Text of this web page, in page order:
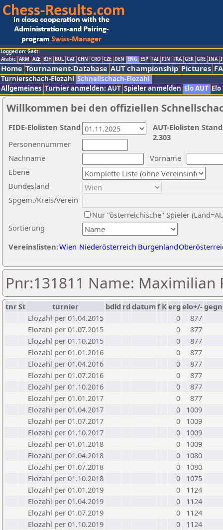
Logged on: Gast
Arabic ARM AZE BIH BUL CAT CHN CRO CZE DEN ENG ESP FAI FIN FRA GER GRE INA
Home Tournament-Database AUT championship Pictures
Turnierschach-Elozahl Schnellschach-Elozahl
Allgemeines Turnier anmelden: AUT Spieler anmelden Elo AUT
Willkommen bei den offiziellen
Nachname
Vorname
Ebene
Sortierung
Personennummer
Bundesland
Spgem./Kreis/Verein
Nur "österreichische" Spieler
Vereinslisten:Wien Niederösterreich Burgenland
AUT-Elolisten
2.303
FIDE-Elolisten Stand
Pnr:131811 Name: Maximilian
tnrSt turnier bdld rd datumf Kerg elo+/-
Elozahl per 01.04.2015
0
877
Elozahl per 01.07.2015
0
877
Elozahl per 01.10.2015
0
877
Elozahl per 01.01.2016
0
877
Elozahl per 01.04.2016
0
877
Elozahl per 01.07.2016
0
877
Elozahl per 01.10.2016
0
877
Elozahl per 01.01.2017
0
877
Elozahl per 01.04.2017
0
1009
Elozahl per 01.07.2017
0
1009
Elozahl per 01.10.2017
0
1009
Elozahl per 01.01.2018
0
1009
Elozahl per 01.04.2018
0
1080
Elozahl per 01.07.2018
0
1080
Elozahl per 01.10.2018
0
1075
Elozahl per 01.01.2019
0
1124
Elozahl per 01.04.2019
0
1124
Elozahl per 01.07.2019
0
1124
Elozahl per 01.10.2019
0
1124